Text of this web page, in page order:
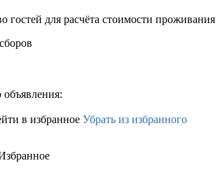
гостей для расчёта стоимости проживания
в избранное Убрать из избранного